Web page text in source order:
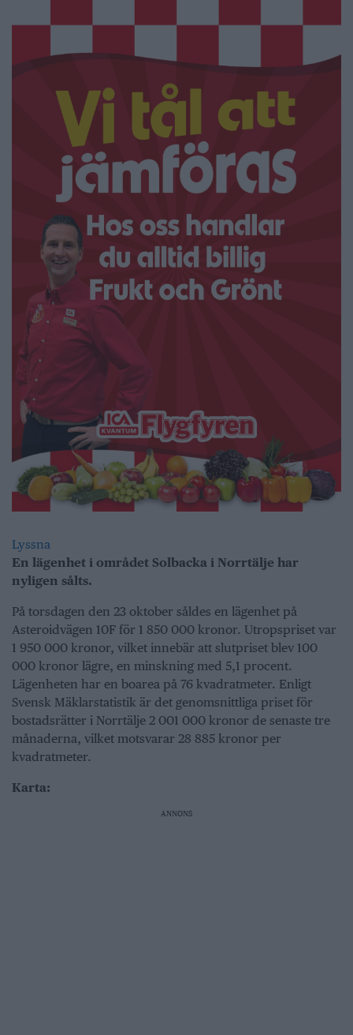
Lyssna
En lägenhet i området Solbacka i Norrtälje har
nyligen sålts.
På torsdagen den 23 oktober såldes en lägenhet på
Asteroidvägen 10F för 1 850 000 kronor. Utropspriset var
1 950 000 kronor, vilket innebär att slutpriset blev 100
000 kronor lägre, en minskning med 5,1 procent.
Lägenheten har en boarea på 76 kvadratmeter. Enligt
Svensk Mäklarstatistik är det genomsnittliga priset för
bostadsrätter i Norrtälje 2 001 000 kronor de senaste tre
månaderna, vilket motsvarar 28 885 kronor per
kvadratmeter.
Karta:
ANNONS